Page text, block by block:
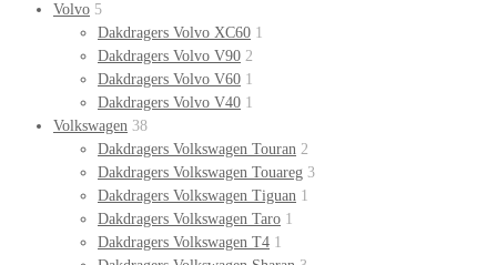
Volvo 5
Dakdragers Volvo XC60 1
Dakdragers Volvo V90 2
Dakdragers Volvo V60 1
Dakdragers Volvo V40 1
Volkswagen 38
Dakdragers Volkswagen Touran 2
Dakdragers Volkswagen Touareg 3
Dakdragers Volkswagen Tiguan 1
Dakdragers Volkswagen Taro 1
Dakdragers Volkswagen T4 1